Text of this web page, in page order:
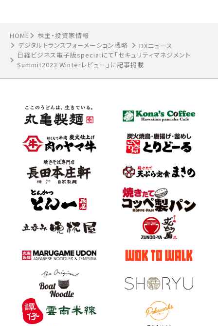
HOME
株主・投資家情報
デジタルトランスフォーメーション戦略
DXニュース
日経ビジネス電子版specialにて「セキュリティマネジメント
Summit2023 Winterレビュー」に記事掲載